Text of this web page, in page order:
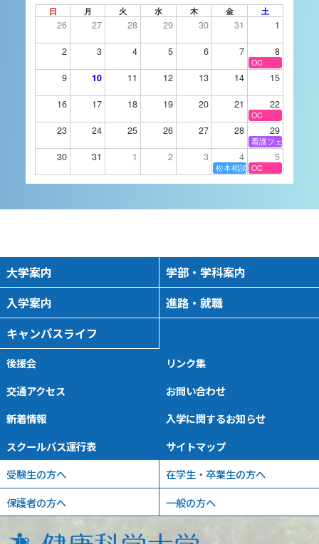
2026/09/14 16:00-18:00
会 静岡県沼津市
進学相談会
2026/09/15 16:00 18:00
9月15日（火）進学相談
会 長野県伊那市
進学相談会
2026/09/16 16:00 -18:00
9月16日（水）進学相談
9月16日（水）進学相談
進学相談会
2026/08/22 10:00-16:00
22）
オープンキャンパス
日 月 火 水 木 金 土
26 27 28 29 30 31 1
2 3 4 5 6 7 8
OC
9 10 11 12 13 14 15
16 17 18 19 20 21 22
OC
23 24 25 26 27 28 29
看護フェスタ
30 31 1 2 3 4 5
松本相談会OC
大学案内
学部・学科案内
入学案内
進路・就職
キャンパスライフ
後援会
リンク集
交通アクセス
お問い合わせ
新着情報
入学に関するお知らせ
スクールバス運行表
サイトマップ
受験生の方へ
在学生・卒業生の方へ
保護者の方へ
一般の方へ